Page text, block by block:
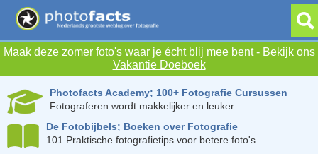
Maak deze zomer foto's waar je écht blij mee bent - Bekijk ons
Vakantie Doeboek
Photofacts Academy; 100+ Fotografie Cursussen
Fotograferen wordt makkelijker en leuker
De Fotobijbels; Boeken over Fotografie
101 Praktische fotografietips voor betere foto's